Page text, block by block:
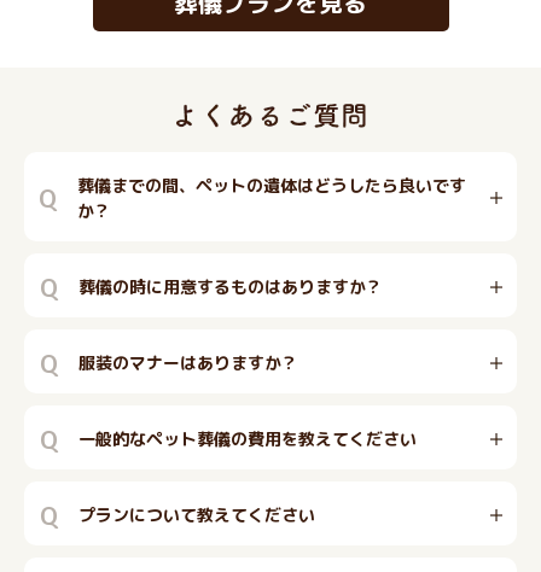
Q
葬儀までの間、ペットの遺体はどうしたら良いです
か？
Q 葬儀の時に用意するものはありますか？
Q 服装のマナーはありますか？
Q 一般的なペット葬儀の費用を教えてください
Q プランについて教えてください